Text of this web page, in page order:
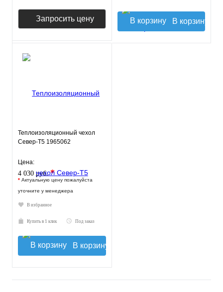
Запросить цену В корзину
Теплоизоляционный чехол
Север-Т5 1965062
Цена:
4 030 руб.*
* Актуальную цену пожалуйста
уточните у менеджера
В избранное
Купить в 1 клик Под заказ
В корзину